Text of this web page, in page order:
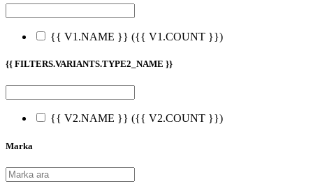
{{ V1.NAME }} ({{ V1.COUNT }})
{{ FILTERS.VARIANTS.TYPE2_NAME }}
{{ V2.NAME }} ({{ V2.COUNT }})
Marka